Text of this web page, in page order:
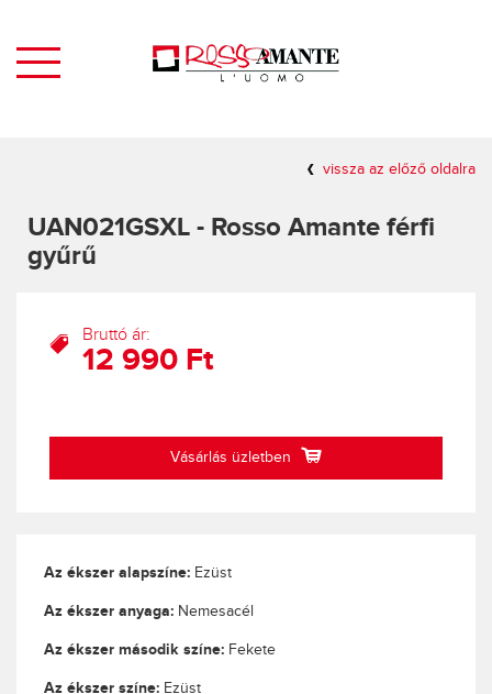
vissza az előző oldalra
UAN021GSXL - Rosso Amante férfi
gyűrű
Bruttó ár:
12 990 Ft
Vásárlás üzletben
Az ékszer alapszíne: Ezüst
Az ékszer anyaga: Nemesacél
Az ékszer második színe: Fekete
Az ékszer színe: Ezüst